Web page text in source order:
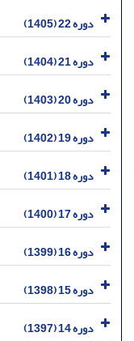
دوره 22 (1405)
دوره 21 (1404)
دوره 20 (1403)
دوره 19 (1402)
دوره 18 (1401)
دوره 17 (1400)
دوره 16 (1399)
دوره 15 (1398)
دوره 14 (1397)